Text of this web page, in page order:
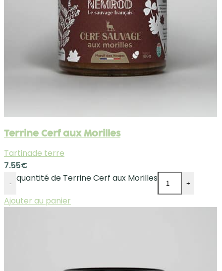
Terrine Cerf aux Morilles
Tartinade terre
7.55€
- quantité de Terrine Cerf aux Morilles +
Ajouter au panier